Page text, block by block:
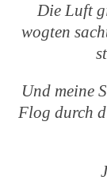
Die Luft
wogten
Und meine
Flog durch